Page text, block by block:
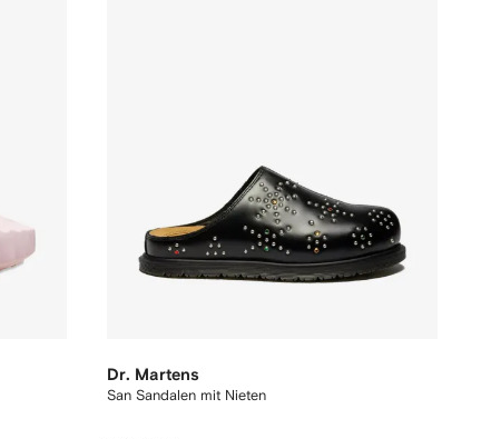
Dr. Martens
San Sandalen mit Nieten